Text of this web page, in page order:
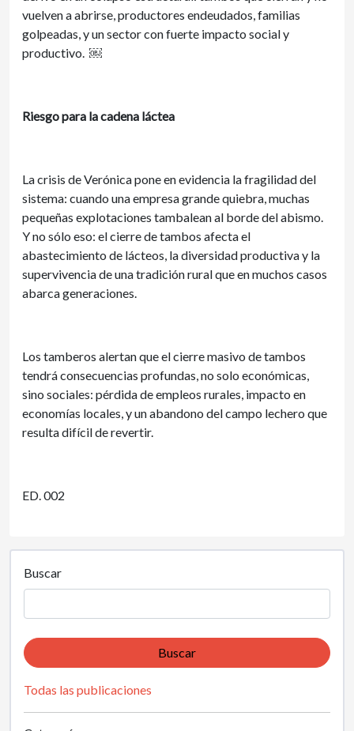
vuelven a abrirse, productores endeudados, familias
golpeadas, y un sector con fuerte impacto social y
productivo. ￼
Riesgo para la cadena láctea
La crisis de Verónica pone en evidencia la fragilidad del
sistema: cuando una empresa grande quiebra, muchas
pequeñas explotaciones tambalean al borde del abismo.
Y no sólo eso: el cierre de tambos afecta el
abastecimiento de lácteos, la diversidad productiva y la
supervivencia de una tradición rural que en muchos casos
abarca generaciones.
Los tamberos alertan que el cierre masivo de tambos
tendrá consecuencias profundas, no solo económicas,
sino sociales: pérdida de empleos rurales, impacto en
economías locales, y un abandono del campo lechero que
resulta difícil de revertir.
ED. 002
Buscar
Buscar
Todas las publicaciones